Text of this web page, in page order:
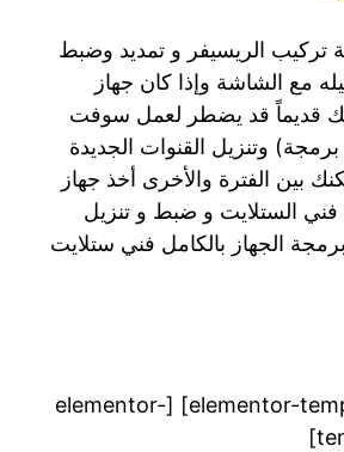
تركيب الريسيفر و تمديد وضبط
مع الشاشة وإذا كان جهاز
قديماً قد يضطر لعمل سوفت
برمجة) وتنزيل القنوات الجديدة
بين الفترة والأخرى أخذ جهاز
فني الستلايت و ضبط و تنزيل
الجهاز بالكامل فني ستلايت
[elementor-template id=”1077″] [elementor-